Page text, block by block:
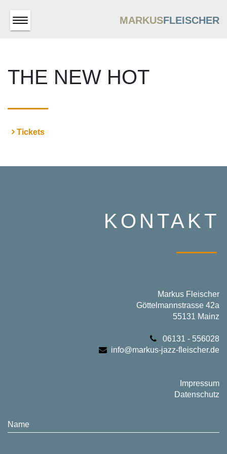
MARKUSFLEISCHER
THE NEW HOT
Tickets
KONTAKT
Markus Fleischer
Göttelmannstrasse 42a
55131 Mainz
06131 - 556028
info@markus-jazz-fleischer.de
Impressum
Datenschutz
Name